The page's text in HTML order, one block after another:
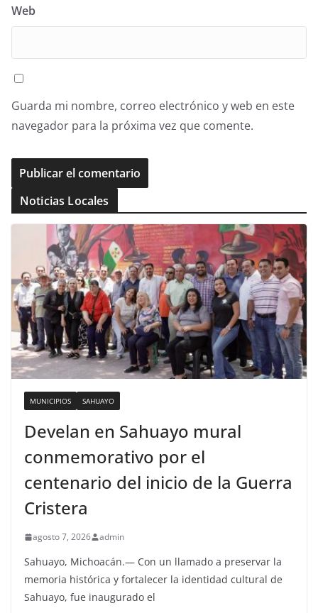
Web
Guarda mi nombre, correo electrónico y web en este
navegador para la próxima vez que comente.
Noticias Locales
MUNICIPIOS SAHUAYO
Develan en Sahuayo mural
conmemorativo por el
centenario del inicio de la Guerra
Cristera
agosto 7, 2026 admin
Sahuayo, Michoacán.— Con un llamado a preservar la
memoria histórica y fortalecer la identidad cultural de
Sahuayo, fue inaugurado el